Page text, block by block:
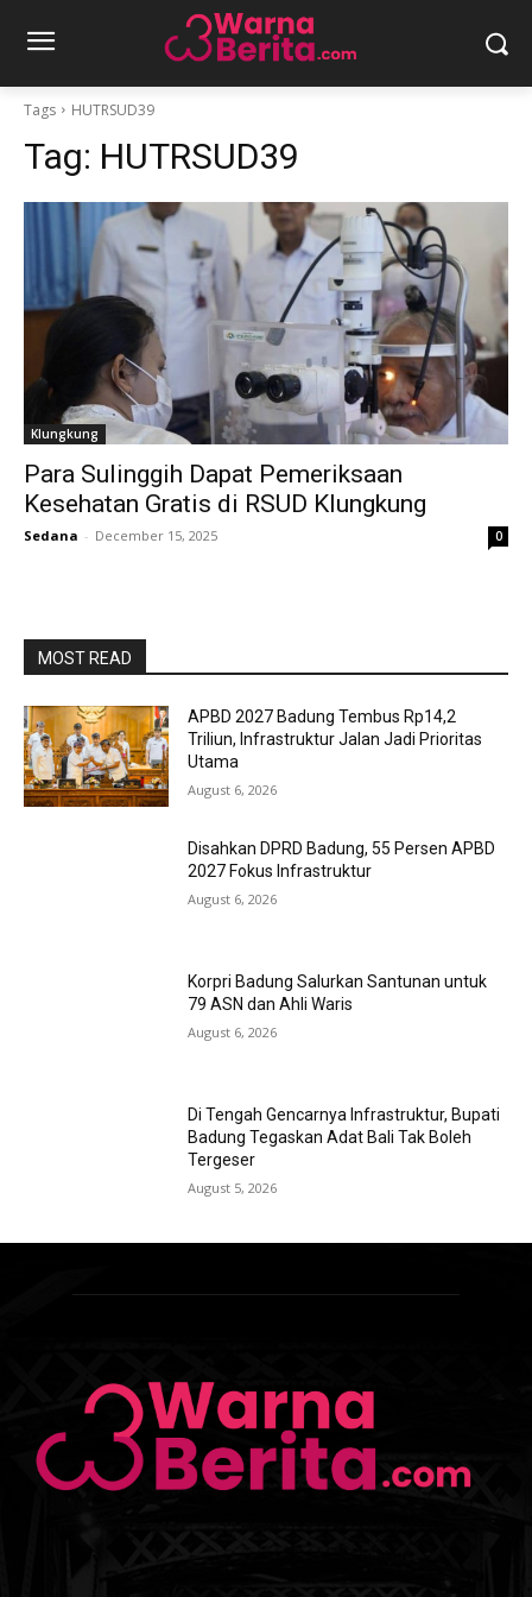
Tags HUTRSUD39
Tag: HUTRSUD39
Klungkung
Para Sulinggih Dapat Pemeriksaan
Kesehatan Gratis di RSUD Klungkung
Sedana - December 15, 2025 0
MOST READ
APBD 2027 Badung Tembus Rp14,2
Triliun, Infrastruktur Jalan Jadi Prioritas
Utama
August 6, 2026
Disahkan DPRD Badung, 55 Persen APBD
2027 Fokus Infrastruktur
August 6, 2026
Korpri Badung Salurkan Santunan untuk
79 ASN dan Ahli Waris
August 6, 2026
Di Tengah Gencarnya Infrastruktur, Bupati
Badung Tegaskan Adat Bali Tak Boleh
Tergeser
August 5, 2026